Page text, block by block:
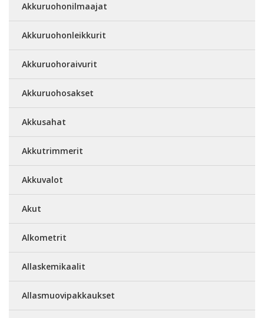
Akkuruohonilmaajat
Akkuruohonleikkurit
Akkuruohoraivurit
Akkuruohosakset
Akkusahat
Akkutrimmerit
Akkuvalot
Akut
Alkometrit
Allaskemikaalit
Allasmuovipakkaukset